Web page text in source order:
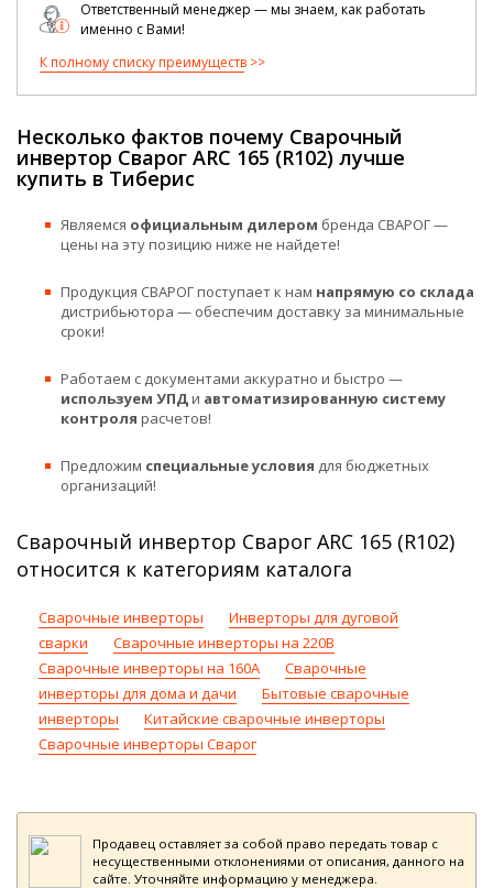
Ответственный менеджер — мы знаем, как работать
именно с Вами!
К полному списку преимуществ
Несколько фактов почему Сварочный
инвертор Сварог ARC 165 (R102) лучше
купить в Тиберис
Являемся официальным дилером бренда СВАРОГ —
цены на эту позицию ниже не найдете!
Продукция СВАРОГ поступает к нам напрямую со склада
дистрибьютора — обеспечим доставку за минимальные
сроки!
Работаем с документами аккуратно и быстро —
используем УПДи автоматизированную систему
контроля расчетов!
Предложим специальные условия для бюджетных
организаций!
Сварочный инвертор Сварог ARC 165 (R102)
относится к категориям каталога
Сварочные инверторы
Инверторы для дуговой
сварки
Сварочные инверторы на 220В
Сварочные инверторы на 160А
Сварочные
инверторы для дома и дачи
Бытовые сварочные
инверторы
Китайские сварочные инверторы
Сварочные инверторы Сварог
Продавец оставляет за собой право передать товар с
несущественными отклонениями от описания, данного на
сайте. Уточняйте информацию у менеджера.